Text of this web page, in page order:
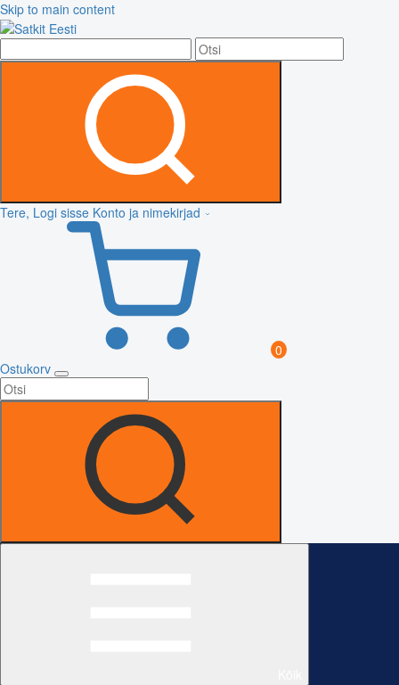
Skip to main content
Tere, Logi sisse Konto ja nimekirjad
0
Ostukorv